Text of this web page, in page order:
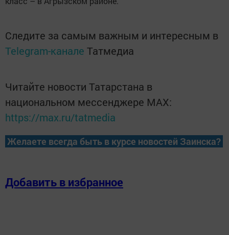
Следите за самым важным и интересным в
Telegram-канале Татмедиа
Читайте новости Татарстана в
национальном мессенджере MАХ:
https://max.ru/tatmedia
Желаете всегда быть в курсе новостей Заинска?
Добавить в избранное